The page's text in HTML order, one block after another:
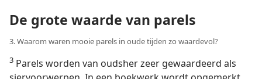
De grote waarde van parels
3. Waarom waren mooie parels in oude tijden zo waardevol?
3 Parels worden van oudsher zeer gewaardeerd als